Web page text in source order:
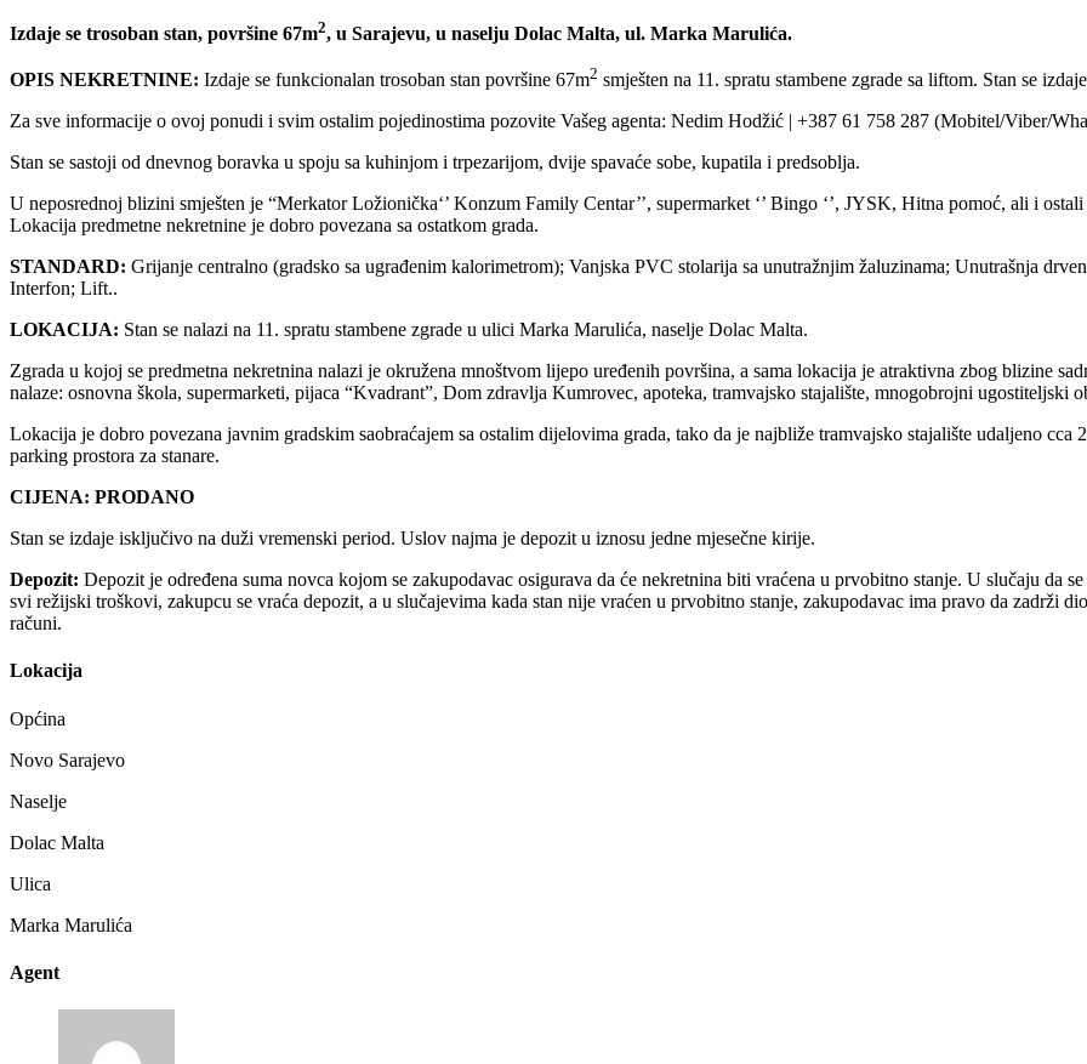
Izdaje se trosoban stan, površine 67m2, u Sarajevu, u naselju Dolac Malta, ul. Marka Marulića.
OPIS NEKRETNINE: Izdaje se funkcionalan trosoban stan površine 67m2 smješten na 11. spratu stambene zgrade sa liftom. Stan se
Za sve informacije o ovoj ponudi i svim ostalim pojedinostima pozovite Vašeg agenta: Nedim Hodžić | +387 61 758 287 (Mobitel/Viber/
Stan se sastoji od dnevnog boravka u spoju sa kuhinjom i trpezarijom, dvije spavaće sobe, kupatila i predsoblja.
U neposrednoj blizini smješten je “Merkator Ložionička‘’ Konzum Family Centar’’, supermarket ‘’ Bingo ‘’, JYSK, Hitna pomoć, ali i
Lokacija predmetne nekretnine je dobro povezana sa ostatkom grada.
STANDARD: Grijanje centralno (gradsko sa ugrađenim kalorimetrom); Vanjska PVC stolarija sa unutražnjim žaluzinama; Unutrašnja
Interfon; Lift..
LOKACIJA: Stan se nalazi na 11. spratu stambene zgrade u ulici Marka Marulića, naselje Dolac Malta.
Zgrada u kojoj se predmetna nekretnina nalazi je okružena mnoštvom lijepo uređenih površina, a sama lokacija je atraktivna zbog blizine
nalaze: osnovna škola, supermarketi, pijaca “Kvadrant”, Dom zdravlja Kumrovec, apoteka, tramvajsko stajalište, mnogobrojni ugostiteljski
Lokacija je dobro povezana javnim gradskim saobraćajem sa ostalim dijelovima grada, tako da je najbliže tramvajsko stajalište udaljeno
parking prostora za stanare.
CIJENA: PRODANO
Stan se izdaje isključivo na duži vremenski period. Uslov najma je depozit u iznosu jedne mjesečne kirije.
Depozit: Depozit je određena suma novca kojom se zakupodavac osigurava da će nekretnina biti vraćena u prvobitno stanje. U slučaju da
svi režijski troškovi, zakupcu se vraća depozit, a u slučajevima kada stan nije vraćen u prvobitno stanje, zakupodavac ima pravo da zadrži
računi.
Lokacija
Općina
Novo Sarajevo
Naselje
Dolac Malta
Ulica
Marka Marulića
Agent